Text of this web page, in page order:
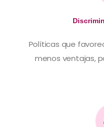
Políticas que
menos ventajas,